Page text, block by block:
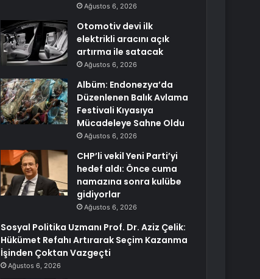
Ağustos 6, 2026
Otomotiv devi ilk
elektrikli aracını açık
artırma ile satacak
Ağustos 6, 2026
Albüm: Endonezya’da
Düzenlenen Balık Avlama
Festivali Kıyasıya
Mücadeleye Sahne Oldu
Ağustos 6, 2026
CHP’li vekil Yeni Parti’yi
hedef aldı: Önce cuma
namazına sonra kulübe
gidiyorlar
Ağustos 6, 2026
Sosyal Politika Uzmanı Prof. Dr. Aziz Çelik:
Hükümet Refahı Artırarak Seçim Kazanma
İşinden Çoktan Vazgeçti
Ağustos 6, 2026